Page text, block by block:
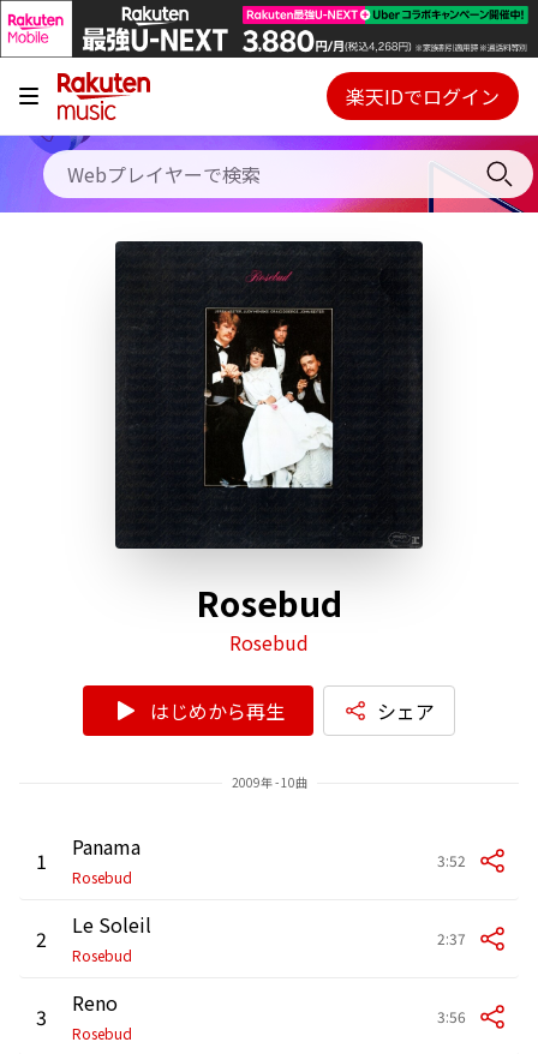
キャンペーン
料金プラン
使い方
初回30日間無料お試し
Webプレイヤー
ご契約内容の確認・変更
楽天IDでログイン
Rosebud
Rosebud
はじめから再生 シェア
2009年 - 10曲
1 Panama
Rosebud
3:52
2 Le Soleil
Rosebud
2:37
3 Reno
Rosebud
3:56